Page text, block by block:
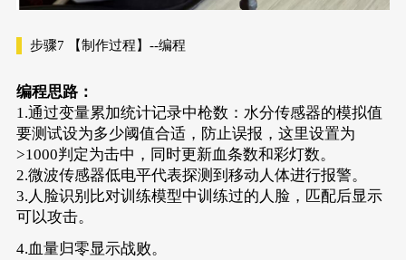
步骤7 【制作过程】--编程
编程思路：
1.通过变量累加统计记录中枪数：水分传感器的模拟值
要测试设为多少阈值合适，防止误报，这里设置为
>1000判定为击中，同时更新血条数和彩灯数。
2.微波传感器低电平代表探测到移动人体进行报警。
3.人脸识别比对训练模型中训练过的人脸，匹配后显示
可以攻击。
4.血量归零显示战败。